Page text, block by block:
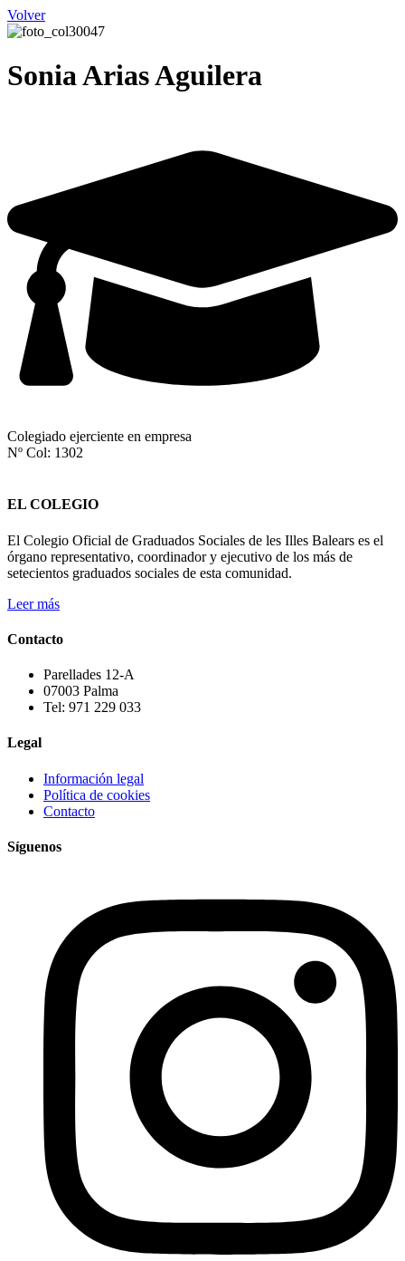
Volver
Sonia Arias Aguilera
Colegiado ejerciente en empresa
Nº Col: 1302
EL COLEGIO
El Colegio Oficial de Graduados Sociales de les Illes Balears es el
órgano representativo, coordinador y ejecutivo de los más de
setecientos graduados sociales de esta comunidad.
Leer más
Contacto
Parellades 12-A
07003 Palma
Tel: 971 229 033
Legal
Información legal
Política de cookies
Contacto
Síguenos